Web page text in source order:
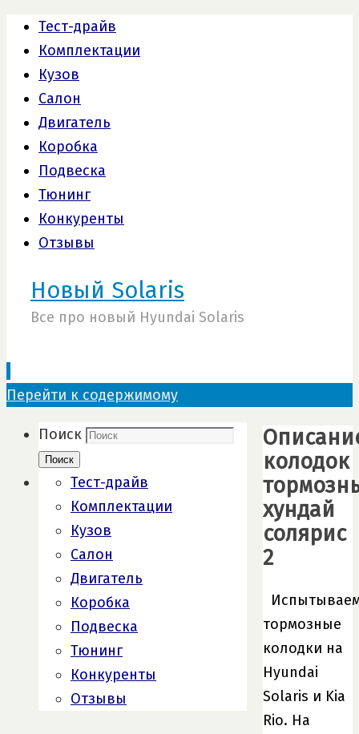
Тест-драйв
Комплектации
Кузов
Салон
Двигатель
Коробка
Подвеска
Тюнинг
Конкуренты
Отзывы
Новый Solaris
Все про новый Hyundai Solaris
Перейти к содержимому
колодок
хундай
солярис
2
тормозные
колодки на
Hyundai
Solaris и Kia
Rio. На
Поиск
Поиск
Тест-драйв
Комплектации
Кузов
Салон
Двигатель
Коробка
Подвеска
Тюнинг
Конкуренты
Отзывы